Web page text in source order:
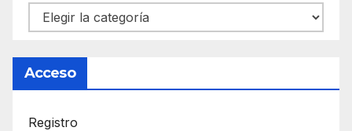
Categorías
Acceso
Registro